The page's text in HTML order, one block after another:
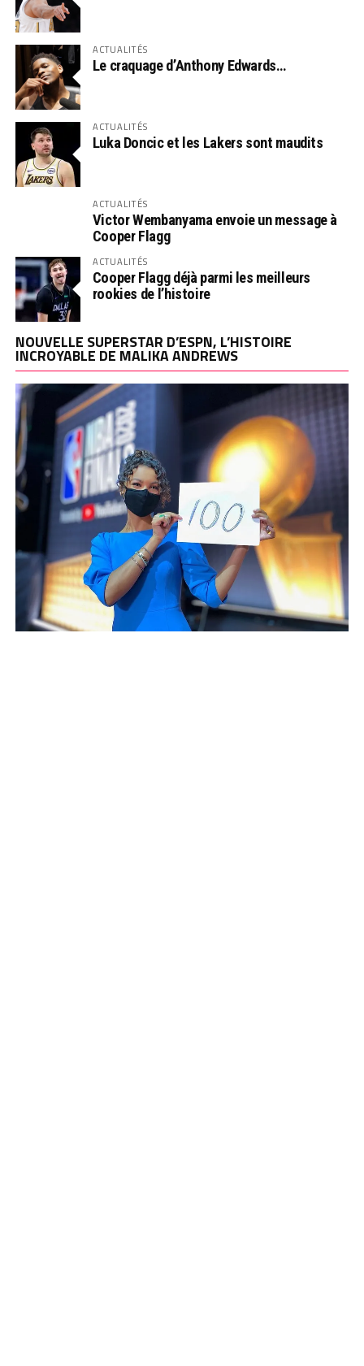
ACTUALITÉS
Le craquage d’Anthony Edwards…
ACTUALITÉS
Luka Doncic et les Lakers sont maudits
ACTUALITÉS
Victor Wembanyama envoie un message à
Cooper Flagg
ACTUALITÉS
Cooper Flagg déjà parmi les meilleurs
rookies de l’histoire
NOUVELLE SUPERSTAR D’ESPN, L’HISTOIRE
INCROYABLE DE MALIKA ANDREWS